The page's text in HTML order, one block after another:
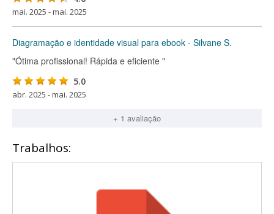
mai. 2025 - mai. 2025
Diagramação e identidade visual para ebook - Silvane S.
"Ótima profissional! Rápida e eficiente "
5.0
abr. 2025 - mai. 2025
+ 1 avaliação
Trabalhos: